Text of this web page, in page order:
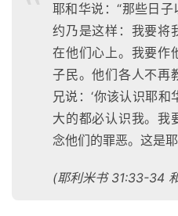
耶和华说：“那些日
约乃是这样：我要将
在他们心上。我要
子民。他们各人不再
兄说：‘你该认识耶和
大的都必认识我。我
念他们的罪恶。这是
(耶利米书 31:33-34